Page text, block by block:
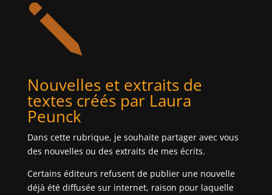
j
Nouvelles et extraits de
textes créés par Laura
Peunck
Dans cette rubrique, je souhaite partager avec vous
des nouvelles ou des extraits de mes écrits.
Certains éditeurs refusent de publier une nouvelle
déjà été diffusée sur internet, raison pour laquelle